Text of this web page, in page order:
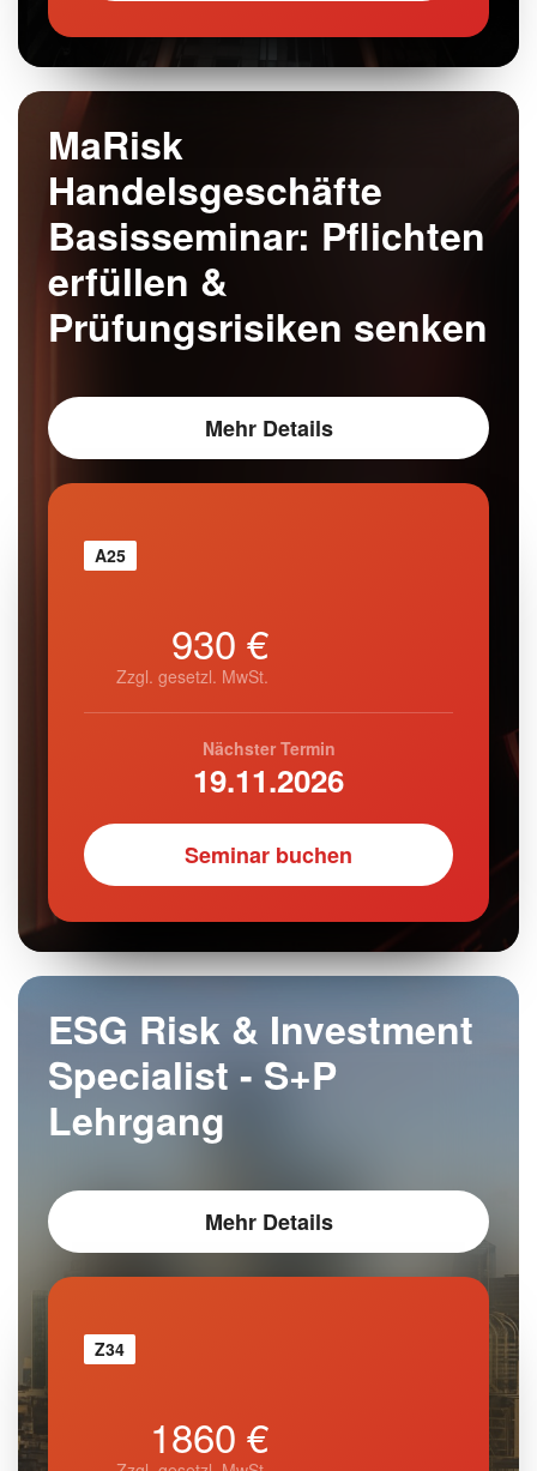
MaRisk
Handelsgeschäfte
Basisseminar: Pflichten
erfüllen &
Prüfungsrisiken senken
Mehr Details
A25
930 €
Zzgl. gesetzl. MwSt.
Nächster Termin
19.11.2026
Seminar buchen
ESG Risk & Investment
Specialist - S+P
Lehrgang
Mehr Details
Z34
1860 €